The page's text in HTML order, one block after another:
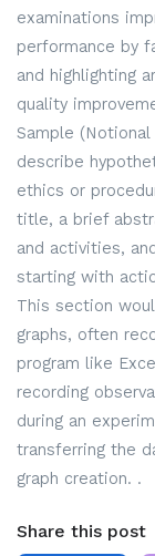
examinations
performance by
and highlighting
quality
Sample
describe
ethics or
title, a brief
and activities,
starting with
This section
graphs, often
program like
recording
during an
transferring the
graph creation. .
Share this post